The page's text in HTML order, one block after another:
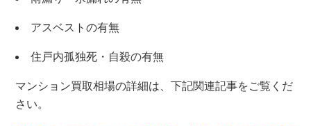
×
無料査定・売却相談
アスベストの有無
住戸内孤独死・自殺の有無
マンション買取相場の詳細は、下記関連記事をご覧くだ
さい。